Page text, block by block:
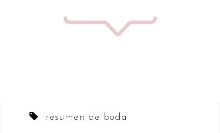
resumen de boda